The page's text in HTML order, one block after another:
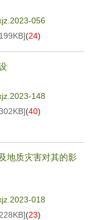
056
](24)
148
](40)
地质灾害对其的影
018
](23)